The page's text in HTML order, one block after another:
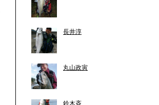
長井淳
丸山政寅
鈴木斉